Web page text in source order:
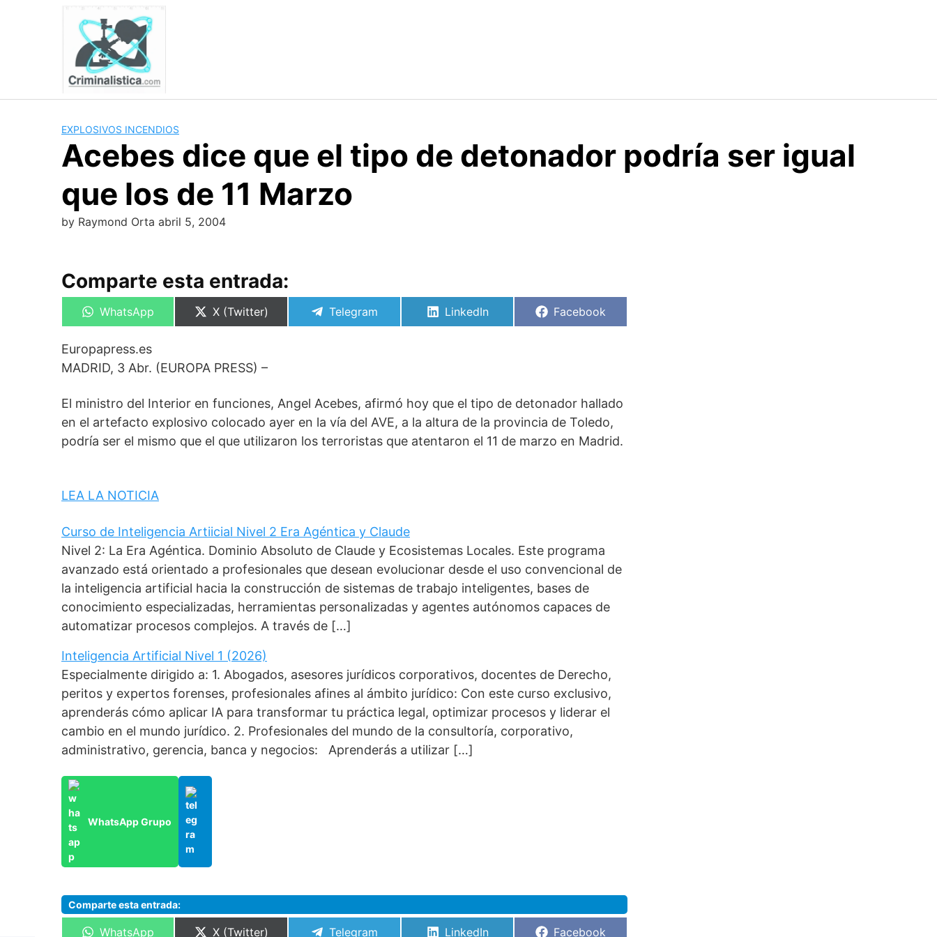
EXPLOSIVOS INCENDIOS
Acebes dice que el tipo de detonador podría ser igual
que los de 11 Marzo
by Raymond Orta abril 5, 2004
Comparte esta entrada:
Compartir
WhatsApp
Compartir
X (Twitter)
Compartir
Telegram
Compartir
LinkedIn
Compartir
Facebook
Europapress.es
MADRID, 3 Abr. (EUROPA PRESS) –
El ministro del Interior en funciones, Angel Acebes, afirmó hoy que el tipo de detonador hallado
en el artefacto explosivo colocado ayer en la vía del AVE, a la altura de la provincia de Toledo,
podría ser el mismo que el que utilizaron los terroristas que atentaron el 11 de marzo en Madrid.
LEA LA NOTICIA
Curso de Inteligencia Artiicial Nivel 2 Era Agéntica y Claude
Nivel 2: La Era Agéntica. Dominio Absoluto de Claude y Ecosistemas Locales. Este programa
avanzado está orientado a profesionales que desean evolucionar desde el uso convencional de
la inteligencia artificial hacia la construcción de sistemas de trabajo inteligentes, bases de
conocimiento especializadas, herramientas personalizadas y agentes autónomos capaces de
automatizar procesos complejos. A través de […]
Inteligencia Artificial Nivel 1 (2026)
Especialmente dirigido a: 1. Abogados, asesores jurídicos corporativos, docentes de Derecho,
peritos y expertos forenses, profesionales afines al ámbito jurídico: Con este curso exclusivo,
aprenderás cómo aplicar IA para transformar tu práctica legal, optimizar procesos y liderar el
cambio en el mundo jurídico. 2. Profesionales del mundo de la consultoría, corporativo,
administrativo, gerencia, banca y negocios: Aprenderás a utilizar […]
WhatsApp Grupo
Comparte esta entrada:
Compartir
WhatsApp
Compartir
X (Twitter)
Compartir
Telegram
Compartir
LinkedIn
Compartir
Facebook